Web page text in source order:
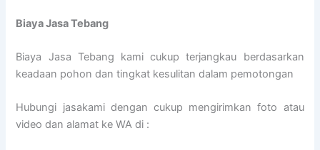
Biaya Jasa Tebang
Biaya Jasa Tebang kami cukup terjangkau berdasarkan
keadaan pohon dan tingkat kesulitan dalam pemotongan
Hubungi jasakami dengan cukup mengirimkan foto atau
video dan alamat ke WA di :